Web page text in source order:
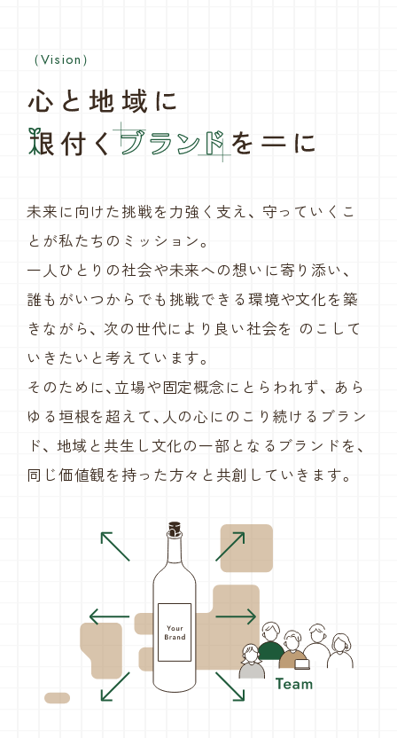
（Vision）
未来に向けた挑戦を力強く支え、 守っていくこ
とが私たちのミッション。
一人ひとりの社会や未来への想いに寄り添い、
誰もがいつからでも挑戦できる環境や文化を築
きながら、 次の世代により良い社会を のこして
いきたいと考えています。
そのために、立場や固定概念にとらわれず、 あら
ゆる垣根を超えて、人の心にのこり続けるブラン
ド、 地域と共生し文化の一部となるブランドを、
同じ価値観を持った方々と共創していきます。